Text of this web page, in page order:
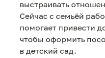
выстраивать
Сейчас с семьёй
помогает привести
чтобы оформить
в детский сад.